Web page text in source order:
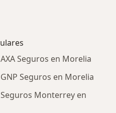
Seguros en Morelia
Seguros en Morelia
Monterrey en